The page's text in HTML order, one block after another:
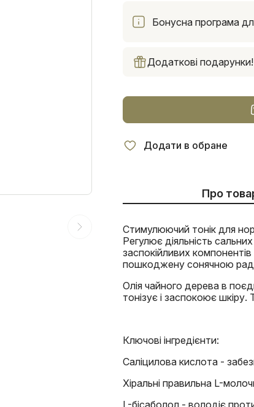
Бонусна програма
Додаткові подарунки!
Додати в обране
Про
Стимулюючий тонік для
Регулює діяльність
заспокійливих
пошкоджену сонячною
Олія чайного дерева в
тонізує і заспокоює
Ключові інгредієнти:
Саліцилова кислота -
Хіральні правильна L-
L-бісаболол - володіє